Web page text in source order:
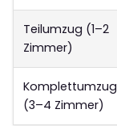
Teilumzug (1–2
Zimmer)
Komplettumzug
(3–4 Zimmer)